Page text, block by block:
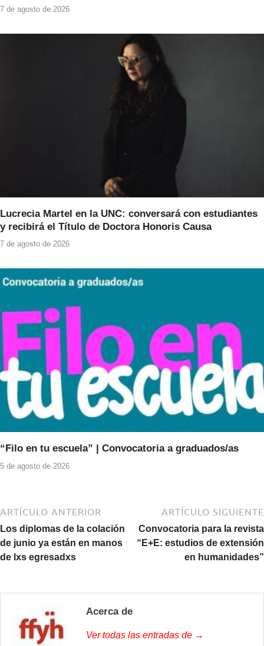
7 de agosto de 2026
Lucrecia Martel en la UNC: conversará con estudiantes
y recibirá el Título de Doctora Honoris Causa
7 de agosto de 2026
“Filo en tu escuela” | Convocatoria a graduados/as
5 de agosto de 2026
ARTÍCULO ANTERIOR
Los diplomas de la colación
de junio ya están en manos
de lxs egresadxs
ARTÍCULO SIGUIENTE
Convocatoria para la revista
“E+E: estudios de extensión
en humanidades”
Acerca de
Ver todas las entradas de →